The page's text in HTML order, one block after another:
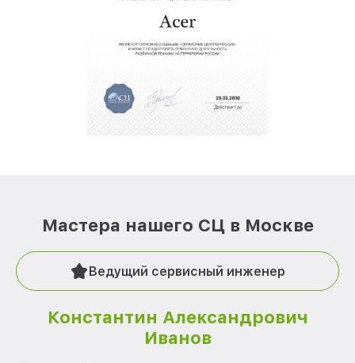
Мастера нашего СЦ в Москве
Ведущий сервисный инженер
Константин Александрович
Иванов